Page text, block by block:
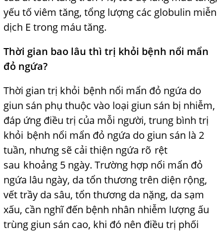
yếu tố viêm tăng, tổng lượng các globulin miễn
dịch E trong máu tăng.
Thời gian bao lâu thì trị khỏi bệnh nổi mẩn
đỏ ngứa?
Thời gian trị khỏi bệnh nổi mẩn đỏ ngứa do
giun sán phụ thuộc vào loại giun sán bị nhiễm,
đáp ứng điều trị của mỗi người, trung bình trị
khỏi bệnh nổi mẩn đỏ ngứa do giun sán là 2
tuần, nhưng sẽ cải thiện ngứa rõ rệt
sau khoảng 5 ngày. Trường hợp nổi mẩn đỏ
ngứa lâu ngày, da tổn thương trên diện rộng,
vết trầy da sâu, tổn thương da nặng, da sạm
xấu, cần nghĩ đến bệnh nhân nhiễm lượng ấu
trùng giun sán cao, khi đó nên điều trị phối